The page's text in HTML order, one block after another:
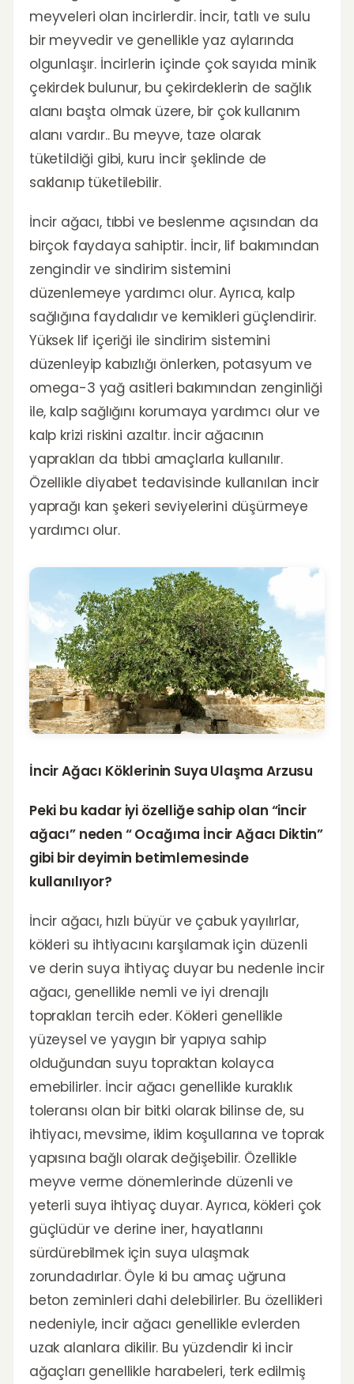
meyveleri olan incirlerdir. İncir, tatlı ve sulu
bir meyvedir ve genellikle yaz aylarında
olgunlaşır. İncirlerin içinde çok sayıda minik
çekirdek bulunur, bu çekirdeklerin de sağlık
alanı başta olmak üzere, bir çok kullanım
alanı vardır.. Bu meyve, taze olarak
tüketildiği gibi, kuru incir şeklinde de
saklanıp tüketilebilir.
İncir ağacı, tıbbi ve beslenme açısından da
birçok faydaya sahiptir. İncir, lif bakımından
zengindir ve sindirim sistemini
düzenlemeye yardımcı olur. Ayrıca, kalp
sağlığına faydalıdır ve kemikleri güçlendirir.
Yüksek lif içeriği ile sindirim sistemini
düzenleyip kabızlığı önlerken, potasyum ve
omega-3 yağ asitleri bakımından zenginliği
ile, kalp sağlığını korumaya yardımcı olur ve
kalp krizi riskini azaltır. İncir ağacının
yaprakları da tıbbi amaçlarla kullanılır.
Özellikle diyabet tedavisinde kullanılan incir
yaprağı kan şekeri seviyelerini düşürmeye
yardımcı olur.
İncir Ağacı Köklerinin Suya Ulaşma Arzusu
Peki bu kadar iyi özelliğe sahip olan “incir
ağacı” neden “ Ocağıma İncir Ağacı Diktin”
gibi bir deyimin betimlemesinde
kullanılıyor?
İncir ağacı, hızlı büyür ve çabuk yayılırlar,
kökleri su ihtiyacını karşılamak için düzenli
ve derin suya ihtiyaç duyar bu nedenle incir
ağacı, genellikle nemli ve iyi drenajlı
toprakları tercih eder. Kökleri genellikle
yüzeysel ve yaygın bir yapıya sahip
olduğundan suyu topraktan kolayca
emebilirler. İncir ağacı genellikle kuraklık
toleransı olan bir bitki olarak bilinse de, su
ihtiyacı, mevsime, iklim koşullarına ve toprak
yapısına bağlı olarak değişebilir. Özellikle
meyve verme dönemlerinde düzenli ve
yeterli suya ihtiyaç duyar. Ayrıca, kökleri çok
güçlüdür ve derine iner, hayatlarını
sürdürebilmek için suya ulaşmak
zorundadırlar. Öyle ki bu amaç uğruna
beton zeminleri dahi delebilirler. Bu özellikleri
nedeniyle, incir ağacı genellikle evlerden
uzak alanlara dikilir. Bu yüzdendir ki incir
ağaçları genellikle harabeleri, terk edilmiş